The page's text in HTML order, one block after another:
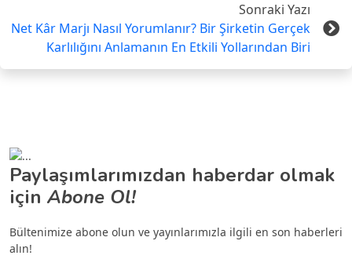
Sonraki Yazı
Net Kâr Marjı Nasıl Yorumlanır? Bir Şirketin Gerçek
Karlılığını Anlamanın En Etkili Yollarından Biri
Paylaşımlarımızdan haberdar olmak
için Abone Ol!
Bültenimize abone olun ve yayınlarımızla ilgili en son haberleri
alın!